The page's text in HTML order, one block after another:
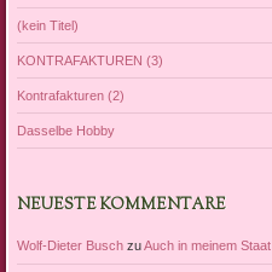
(kein Titel)
KONTRAFAKTUREN (3)
Kontrafakturen (2)
Dasselbe Hobby
NEUESTE KOMMENTARE
Wolf-Dieter BuschzuAuch in meinem Staat